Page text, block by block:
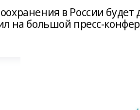
в России
на большой пресс-